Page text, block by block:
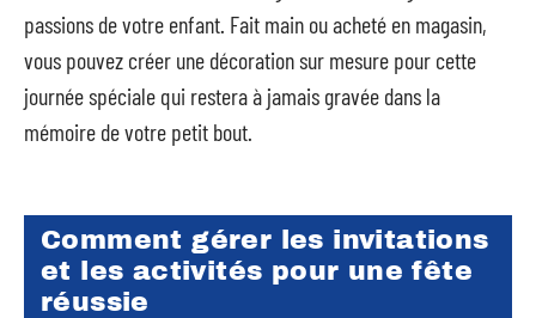
passions de votre enfant. Fait main ou acheté en magasin,
vous pouvez créer une décoration sur mesure pour cette
journée spéciale qui restera à jamais gravée dans la
mémoire de votre petit bout.
Comment gérer les invitations
et les activités pour une fête
réussie